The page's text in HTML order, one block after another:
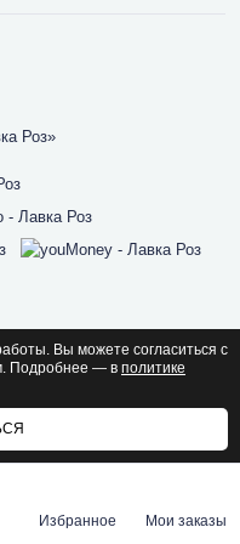
Роз»
Избранное Мои заказы
Вы можете согласиться с
Подробнее — в политике